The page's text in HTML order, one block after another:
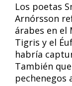
Los poetas
Arnórsson
árabes en el
Tigris y el
habría
También
pechenegos